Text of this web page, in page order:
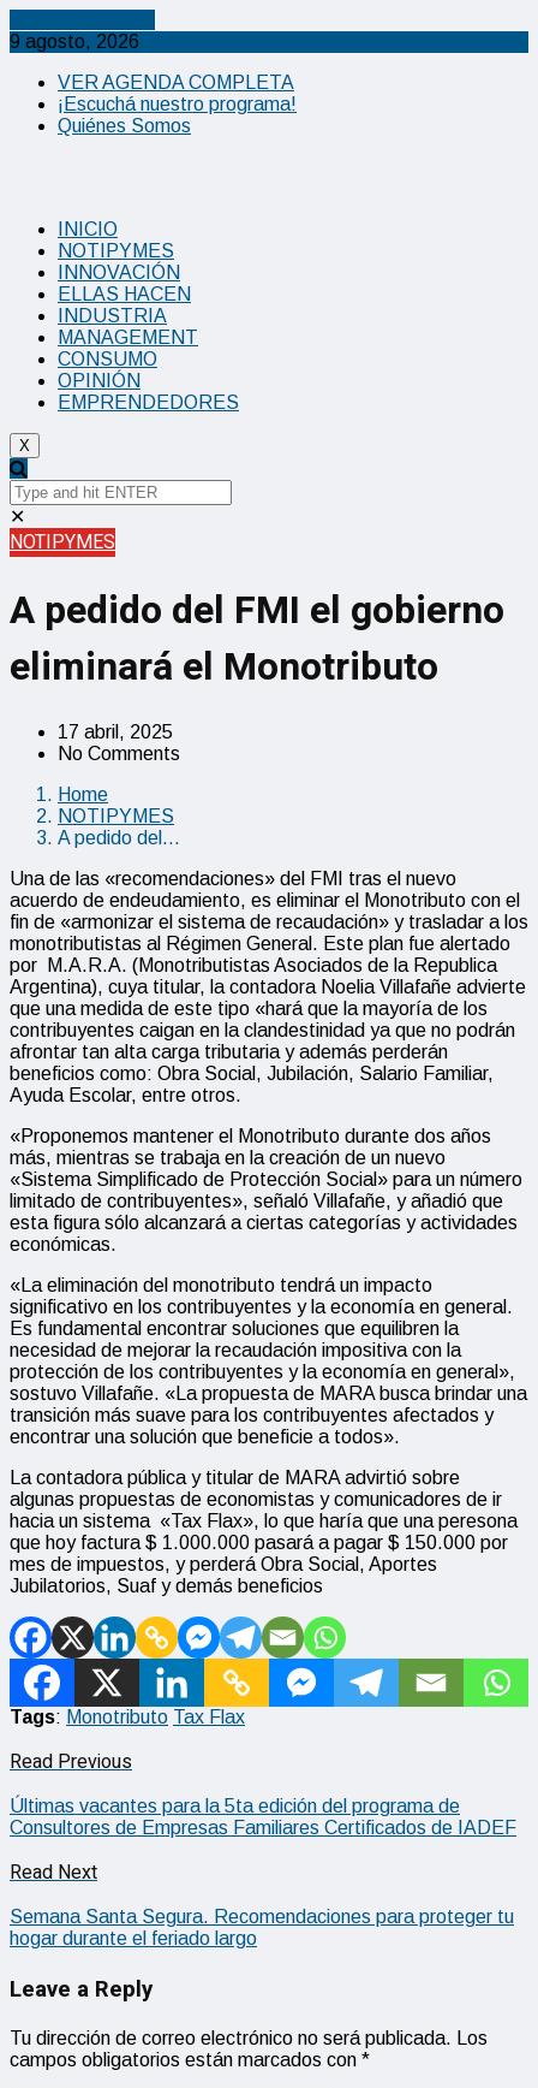
9 agosto, 2026
VER AGENDA COMPLETA
¡Escuchá nuestro programa!
Quiénes Somos
INICIO
NOTIPYMES
INNOVACIÓN
ELLAS HACEN
INDUSTRIA
MANAGEMENT
CONSUMO
OPINIÓN
EMPRENDEDORES
X
✕
NOTIPYMES
A pedido del FMI el gobierno
eliminará el Monotributo
17 abril, 2025
No Comments
Home
NOTIPYMES
A pedido del…
Una de las «recomendaciones» del FMI tras el nuevo
acuerdo de endeudamiento, es eliminar el Monotributo con el
fin de «armonizar el sistema de recaudación» y trasladar a los
monotributistas al Régimen General. Este plan fue alertado
por M.A.R.A. (Monotributistas Asociados de la Republica
Argentina), cuya titular, la contadora Noelia Villafañe advierte
que una medida de este tipo «hará que la mayoría de los
contribuyentes caigan en la clandestinidad ya que no podrán
afrontar tan alta carga tributaria y además perderán
beneficios como: Obra Social, Jubilación, Salario Familiar,
Ayuda Escolar, entre otros.
«Proponemos mantener el Monotributo durante dos años
más, mientras se trabaja en la creación de un nuevo
«Sistema Simplificado de Protección Social» para un número
limitado de contribuyentes», señaló Villafañe, y añadió que
esta figura sólo alcanzará a ciertas categorías y actividades
económicas.
«La eliminación del monotributo tendrá un impacto
significativo en los contribuyentes y la economía en general.
Es fundamental encontrar soluciones que equilibren la
necesidad de mejorar la recaudación impositiva con la
protección de los contribuyentes y la economía en general»,
sostuvo Villafañe. «La propuesta de MARA busca brindar una
transición más suave para los contribuyentes afectados y
encontrar una solución que beneficie a todos».
La contadora pública y titular de MARA advirtió sobre
algunas propuestas de economistas y comunicadores de ir
hacia un sistema «Tax Flax», lo que haría que una peresona
que hoy factura $ 1.000.000 pasará a pagar $ 150.000 por
mes de impuestos, y perderá Obra Social, Aportes
Jubilatorios, Suaf y demás beneficios
Tags: Monotributo Tax Flax
Read Previous
Últimas vacantes para la 5ta edición del programa de
Consultores de Empresas Familiares Certificados de IADEF
Read Next
Semana Santa Segura. Recomendaciones para proteger tu
hogar durante el feriado largo
Leave a Reply
Tu dirección de correo electrónico no será publicada.
Los
campos obligatorios están marcados con *